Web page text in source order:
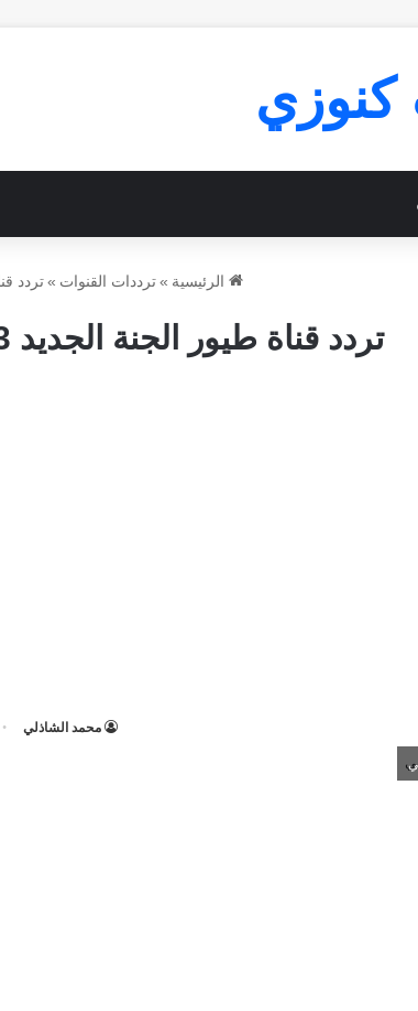
كنوزي
الرئيسية »ترددات القنوات »تردد قناة طيور
تردد قناة طيور الجنة الجديد 2023 عرب سات نايل سات بعد التحديث
محمد الشاذلي